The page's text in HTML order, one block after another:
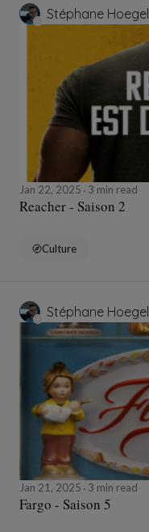
Stéphane Hoegel
Jan 22, 2025 3 min read
Reacher - Saison 2
Culture
Stéphane Hoegel
Jan 21, 2025 3 min read
Fargo - Saison 5